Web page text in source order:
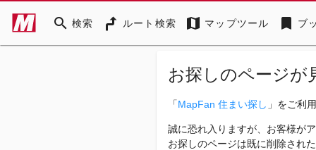
search 検索 ルート検索 map マップツール bookmark ブ
お探しのページが
「MapFan 住まい探し 」をご利
誠に恐れ入りますが、お客様が
お探しのページは既に削除され